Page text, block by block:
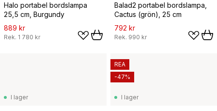
Halo portabel bordslampa
25,5 cm, Burgundy
889 kr
Rek. 1 780 kr
Balad2 portabel bordslampa,
Cactus (grön), 25 cm
792 kr
Rek. 990 kr
I lager I lager
REA
-47%